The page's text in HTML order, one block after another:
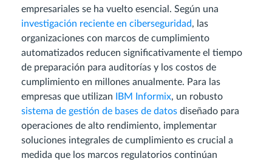
empresariales se ha vuelto esencial. Según una
investigación reciente en ciberseguridad, las
organizaciones con marcos de cumplimiento
automatizados reducen significativamente el tiempo
de preparación para auditorías y los costos de
cumplimiento en millones anualmente. Para las
empresas que utilizan
IBM Informix, un robusto
sistema de gestión de bases de datos diseñado para
operaciones de alto rendimiento, implementar
soluciones integrales de cumplimiento es crucial a
medida que los marcos regulatorios continúan